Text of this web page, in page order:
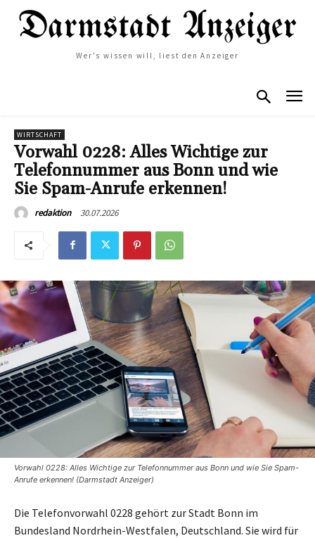
Wer's wissen will, liest den Anzeiger
WIRTSCHAFT
Vorwahl 0228: Alles Wichtige zur
Telefonnummer aus Bonn und wie
Sie Spam-Anrufe erkennen!
redaktion 30.07.2026
Vorwahl 0228: Alles Wichtige zur Telefonnummer aus Bonn und wie Sie Spam-
Anrufe erkennen! (Darmstadt Anzeiger)
Die Telefonvorwahl 0228 gehört zur Stadt Bonn im
Bundesland Nordrhein-Westfalen, Deutschland. Sie wird für